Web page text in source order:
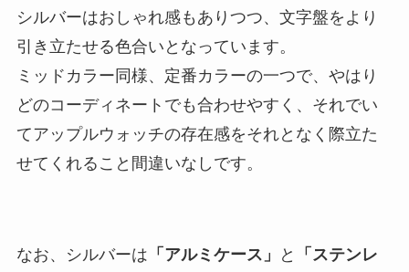
シルバーはおしゃれ感もありつつ、文字盤をより
引き立たせる色合いとなっています。
ミッドカラー同様、定番カラーの一つで、やはり
どのコーディネートでも合わせやすく、それでい
てアップルウォッチの存在感をそれとなく際立た
せてくれること間違いなしです。
なお、シルバーは 「アルミケース」 と
「ステンレ